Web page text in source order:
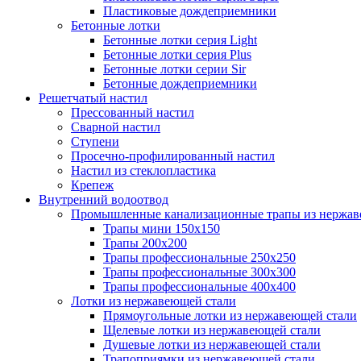
Пластиковые дождеприемники
Бетонные лотки
Бетонные лотки серия Light
Бетонные лотки серия Plus
Бетонные лотки серии Sir
Бетонные дождеприемники
Решетчатый настил
Прессованный настил
Сварной настил
Ступени
Просечно-профилированный настил
Настил из стеклопластика
Крепеж
Внутренний водоотвод
Промышленные канализационные трапы из
Трапы мини 150х150
Трапы 200х200
Трапы профессиональные 250х250
Трапы профессиональные 300х300
Трапы профессиональные 400х400
Лотки из нержавеющей стали
Прямоугольные лотки из нержавеющей стали
Щелевые лотки из нержавеющей стали
Душевые лотки из нержавеющей стали